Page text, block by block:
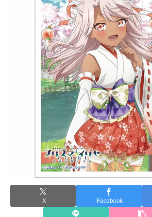
X Facebook